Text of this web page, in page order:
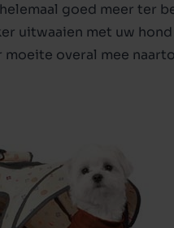
goed meer ter
uitwaaien met uw
overal mee